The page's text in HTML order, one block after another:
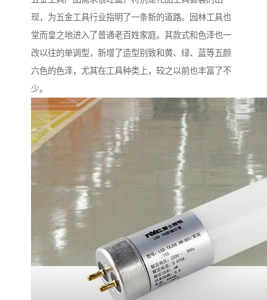
现，为五金工具行业指明了一条新的道路。园林工具也
堂而皇之地进入了普通老百姓家庭。其款式和色泽也一
改以往的单调型，新增了造型别致和黄、绿、蓝等五颜
六色的色泽，尤其在工具种类上，较之以前也丰富了不
少。